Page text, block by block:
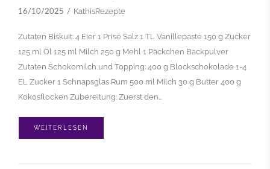
16/10/2025 KathisRezepte
Zutaten Biskuit: 4 Eier 1 Prise Salz 1 TL Vanillepaste 150 g Zucker
125 ml Öl 125 ml Milch 250 g Mehl 1 Päckchen Backpulver
Zutaten Schokomilch und Topping: 400 g Blockschokolade 1-4
EL Zucker 1 Schnapsglas Rum 500 ml Milch 30 g Butter 400 g
Kokosflocken Zubereitung: Zuerst den…
WEITERLESEN